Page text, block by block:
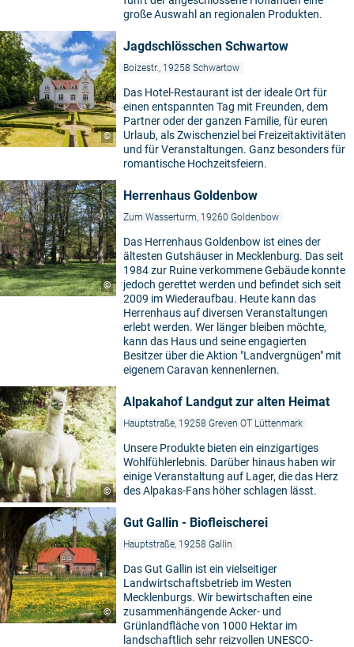
große Auswahl an regionalen Produkten.
©
Jagdschlösschen Schwartow
Boizestr., 19258 Schwartow
Das Hotel-Restaurant ist der ideale Ort für
einen entspannten Tag mit Freunden, dem
Partner oder der ganzen Familie, für euren
Urlaub, als Zwischenziel bei Freizeitaktivitäten
und für Veranstaltungen. Ganz besonders für
romantische Hochzeitsfeiern.
©
Herrenhaus Goldenbow
Zum Wasserturm, 19260 Goldenbow
Das Herrenhaus Goldenbow ist eines der
ältesten Gutshäuser in Mecklenburg. Das seit
1984 zur Ruine verkommene Gebäude konnte
jedoch gerettet werden und befindet sich seit
2009 im Wiederaufbau. Heute kann das
Herrenhaus auf diversen Veranstaltungen
erlebt werden. Wer länger bleiben möchte,
kann das Haus und seine engagierten
Besitzer über die Aktion "Landvergnügen" mit
eigenem Caravan kennenlernen.
©
Alpakahof Landgut zur alten Heimat
Hauptstraße, 19258 Greven OT Lüttenmark
Unsere Produkte bieten ein einzigartiges
Wohlfühlerlebnis. Darüber hinaus haben wir
einige Veranstaltung auf Lager, die das Herz
des Alpakas-Fans höher schlagen lässt.
©
Gut Gallin - Biofleischerei
Hauptstraße, 19258 Gallin
Das Gut Gallin ist ein vielseitiger
Landwirtschaftsbetrieb im Westen
Mecklenburgs. Wir bewirtschaften eine
zusammenhängende Acker- und
Grünlandfläche von 1000 Hektar im
landschaftlich sehr reizvollen UNESCO-